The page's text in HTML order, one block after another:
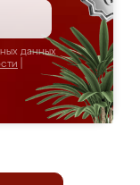
данных